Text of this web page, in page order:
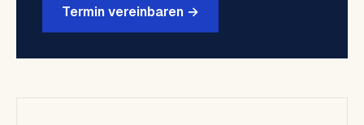
Termin vereinbaren →